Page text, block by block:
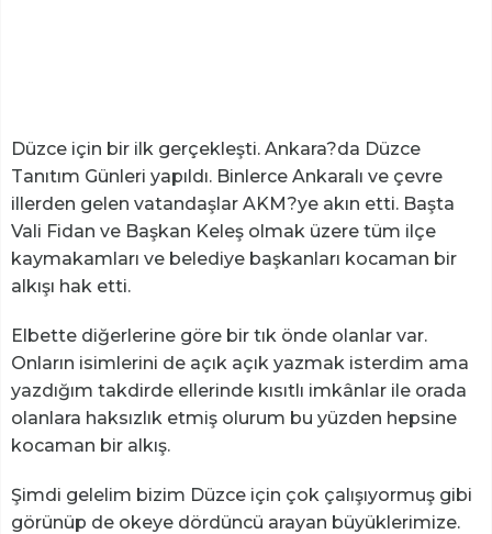
Düzce için bir ilk gerçekleşti. Ankara?da Düzce
Tanıtım Günleri yapıldı. Binlerce Ankaralı ve çevre
illerden gelen vatandaşlar AKM?ye akın etti. Başta
Vali Fidan ve Başkan Keleş olmak üzere tüm ilçe
kaymakamları ve belediye başkanları kocaman bir
alkışı hak etti.
Elbette diğerlerine göre bir tık önde olanlar var.
Onların isimlerini de açık açık yazmak isterdim ama
yazdığım takdirde ellerinde kısıtlı imkânlar ile orada
olanlara haksızlık etmiş olurum bu yüzden hepsine
kocaman bir alkış.
Şimdi gelelim bizim Düzce için çok çalışıyormuş gibi
görünüp de okeye dördüncü arayan büyüklerimize.